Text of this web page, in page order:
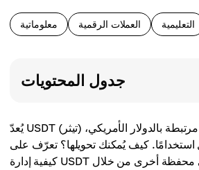
معلوماتية العملات الرقمية التعليمية
جدول المحتويات
يُعدّ USDT (تيثر) عملة مستقرة رائدة مرتبطة بالدولار الأمريكي،
كيف يُمكنك تحويلها؟ تعرّف على
كيفية إدارة USDT الخاص بك وإرساله إلى محفظة أخرى من خلال